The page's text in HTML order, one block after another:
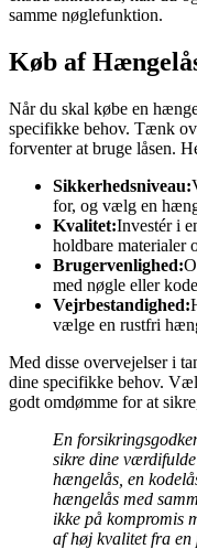
samme nøglefunktion.
Køb af
Når du skal købe en
specifikke behov. Tænk
forventer at bruge låsen.
Sikkerhedsniveau:
for, og vælg en
Kvalitet:Investér i
holdbare materialer
Brugervenlighed:
med nøgle eller
Vejrbestandighed:
vælge en rustfri
Med disse overvejelser i
dine specifikke behov.
godt omdømme for at
En
sikre dine
hængelås, en
hængelås med
ikke på kompromis
af høj kvalitet fra